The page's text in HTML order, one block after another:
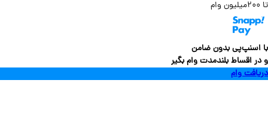
بدون ضامن
بلندمدت وام بگیر
وام